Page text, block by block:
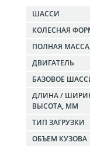
ШАССИ
КОЛЕСНАЯ
ПОЛНАЯ
ДВИГАТЕЛЬ
БАЗОВОЕ
ДЛИНА /
ВЫСОТА, ММ
ТИП ЗАГРУЗКИ
ОБЪЕМ КУЗОВА